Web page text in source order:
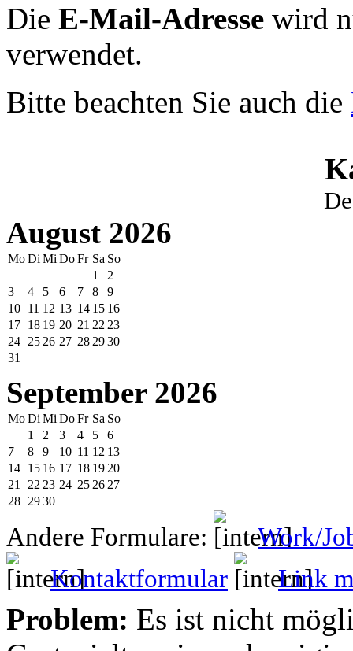
Die E-Mail-Adresse wird
verwendet.
Bitte beachten Sie auch die
August 2026
MoDi Mi DoFr Sa So
1
2
3
4 5 6 7 8
9
10 11 12 13 14 15 16
17 18 19 20 21 22 23
24 25 26 27 28 2930
31
September 2026
MoDi Mi DoFr Sa So
1
2 3 4 5
6
7
8 9 10 11 12 13
14 15 16 17 18 19 20
21
22 23 24 25 26 27
28 2930
Andere Formulare:
Work/
Kontaktformular
Link
Problem: Es ist nicht